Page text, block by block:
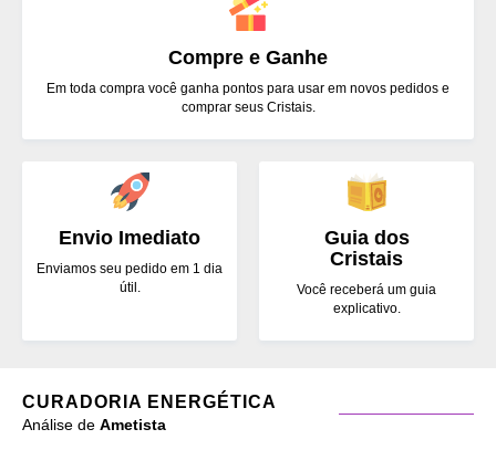
Envio Imediato
Enviamos seu pedido em 1 dia
útil.
Compre e Ganhe
Em toda compra você ganha pontos para usar em novos pedidos e
comprar seus Cristais.
Guia dos
Cristais
Você receberá um guia
explicativo.
CURADORIA ENERGÉTICA
Análise de Ametista